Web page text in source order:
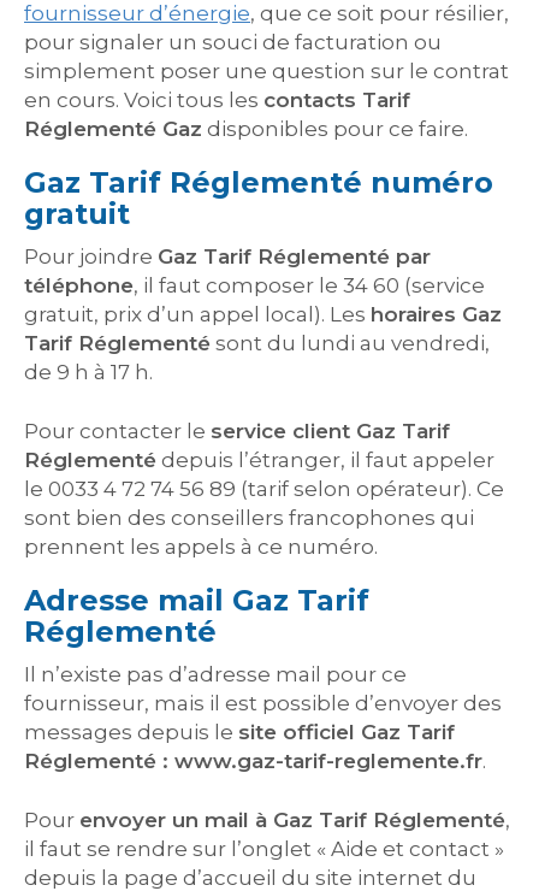
fournisseur d’énergie, que ce soit pour résilier,
pour signaler un souci de facturation ou
simplement poser une question sur le contrat
en cours. Voici tous les contacts Tarif
Réglementé Gaz disponibles pour ce faire.
Gaz Tarif Réglementé numéro
gratuit
Pour joindre Gaz Tarif Réglementé par
téléphone, il faut composer le 34 60 (service
gratuit, prix d’un appel local). Les horaires Gaz
Tarif Réglementé sont du lundi au vendredi,
de 9 h à 17 h.
Pour contacter le service client Gaz Tarif
Réglementé depuis l’étranger, il faut appeler
le 0033 4 72 74 56 89 (tarif selon opérateur). Ce
sont bien des conseillers francophones qui
prennent les appels à ce numéro.
Adresse mail Gaz Tarif
Réglementé
Il n’existe pas d’adresse mail pour ce
fournisseur, mais il est possible d’envoyer des
messages depuis le site officiel Gaz Tarif
Réglementé : www.gaz-tarif-reglemente.fr.
Pour envoyer un mail à Gaz Tarif Réglementé,
il faut se rendre sur l’onglet « Aide et contact »
depuis la page d’accueil du site internet du